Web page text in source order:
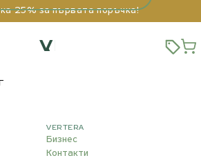
25% за първата поръчка!
VERTERA
Бизнес
Контакти